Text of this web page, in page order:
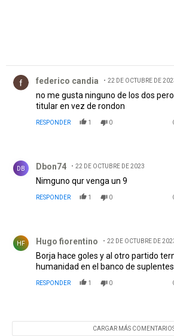
federico candia 22 DE OCTUBRE DE
no me gusta ninguno de los dos
titular en vez de rondon
RESPONDER 1 0
DB Dbon74 22 DE OCTUBRE DE 2023
Nimguno qur venga un 9
RESPONDER 1 0
HF Hugo fiorentino 22 DE OCTUBRE DE
Borja hace goles y al otro partido
humanidad en el banco de suplentes .
RESPONDER 1 0
CARGAR MÁS